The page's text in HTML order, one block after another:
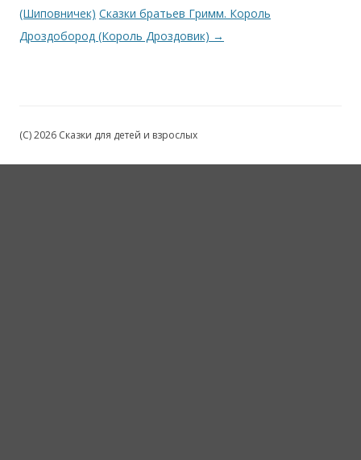
(Шиповничек) Сказки братьев Гримм. Король
Дроздобород (Король Дроздовик) →
(C) 2026 Сказки для детей и взрослых